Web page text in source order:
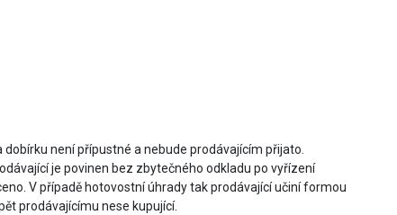
není přípustné a nebude prodávajícím přijato.
je povinen bez zbytečného odkladu po vyřízení
V případě hotovostní úhrady tak prodávající učiní formou
prodávajícímu nese kupující.